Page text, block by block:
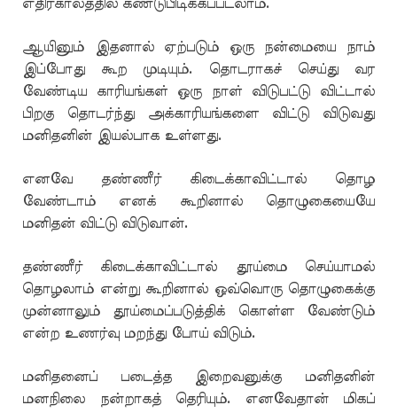
எதிர்காலத்தில் கண்டுபிடிக்கப்படலாம்.
ஆயினும் இதனால் ஏற்படும் ஒரு நன்மையை நாம்
இப்போது கூற முடியும். தொடராகச் செய்து வர
வேண்டிய காரியங்கள் ஒரு நாள் விடுபட்டு விட்டால்
பிறகு தொடர்ந்து அக்காரியங்களை விட்டு விடுவது
மனிதனின் இயல்பாக உள்ளது.
எனவே தண்ணீர் கிடைக்காவிட்டால் தொழ
வேண்டாம் எனக் கூறினால் தொழுகையையே
மனிதன் விட்டு விடுவான்.
தண்ணீர் கிடைக்காவிட்டால் தூய்மை செய்யாமல்
தொழலாம் என்று கூறினால் ஒவ்வொரு தொழுகைக்கு
முன்னாலும் தூய்மைப்படுத்திக் கொள்ள வேண்டும்
என்ற உணர்வு மறந்து போய் விடும்.
மனிதனைப் படைத்த இறைவனுக்கு மனிதனின்
மனநிலை நன்றாகத் தெரியும். எனவேதான் மிகப்